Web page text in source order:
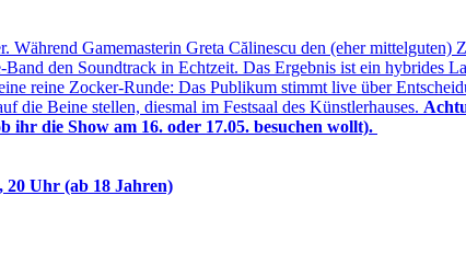
Gamemasterin Greta Călinescu den (eher mittelguten)
den Soundtrack in Echtzeit. Das Ergebnis ist ein hybrides
reine Zocker-Runde: Das Publikum stimmt live über
die Beine stellen, diesmal im Festsaal des Künstlerhauses.
ihr die Show am 16. oder 17.05. besuchen wollt).
20 Uhr (ab 18 Jahren)